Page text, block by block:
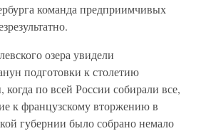
команда предприимчивых
озера увидели
подготовки к столетию
по всей России собирали все,
к французскому вторжению в
губернии было собрано немало